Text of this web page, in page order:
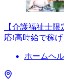
【介護福祉士
応!高時給で稼
ホームヘ